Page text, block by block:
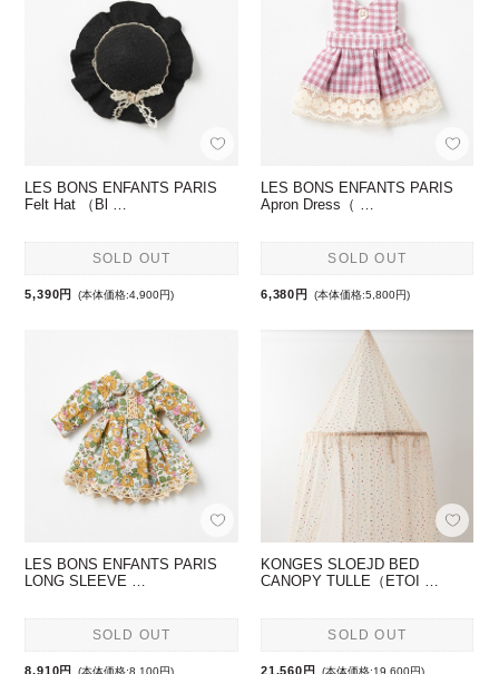
LES BONS ENFANTS PARIS
Felt Hat （Bl …
SOLD OUT
5,390円 (本体価格:4,900円)
LES BONS ENFANTS PARIS
Apron Dress（ …
SOLD OUT
6,380円 (本体価格:5,800円)
LES BONS ENFANTS PARIS
LONG SLEEVE …
SOLD OUT
8,910円 (本体価格:8,100円)
KONGES SLOEJD BED
CANOPY TULLE（ETOI …
SOLD OUT
21,560円 (本体価格:19,600円)